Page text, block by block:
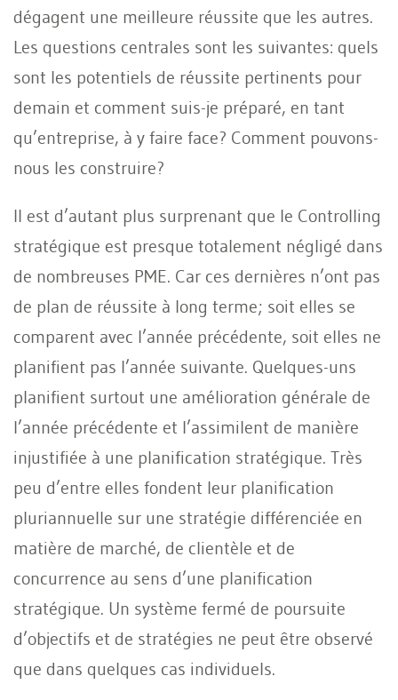
dégagent une meilleure réussite que les autres.
Les questions centrales sont les suivantes: quels
sont les potentiels de réussite pertinents pour
demain et comment suis-je préparé, en tant
qu’entreprise, à y faire face? Comment pouvons-
nous les construire?
Il est d’autant plus surprenant que le Controlling
stratégique est presque totalement négligé dans
de nombreuses PME. Car ces dernières n’ont pas
de plan de réussite à long terme; soit elles se
comparent avec l’année précédente, soit elles ne
planifient pas l’année suivante. Quelques-uns
planifient surtout une amélioration générale de
l’année précédente et l’assimilent de manière
injustifiée à une planification stratégique. Très
peu d’entre elles fondent leur planification
pluriannuelle sur une stratégie différenciée en
matière de marché, de clientèle et de
concurrence au sens d’une planification
stratégique. Un système fermé de poursuite
d’objectifs et de stratégies ne peut être observé
que dans quelques cas individuels.